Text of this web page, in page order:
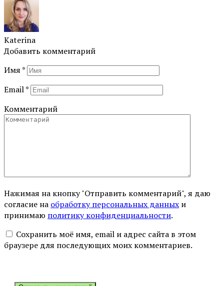
Katerina
Добавить комментарий
Имя*
Email*
Комментарий
Нажимая на кнопку "Отправить комментарий", я даю
согласие на обработку персональных данных и
принимаю политику конфиденциальности.
Сохранить моё имя, email и адрес сайта в этом
браузере для последующих моих комментариев.